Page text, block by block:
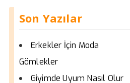
Son Yazılar
Erkekler İçin Moda
Gömlekler
Giyimde Uyum Nasıl Olur